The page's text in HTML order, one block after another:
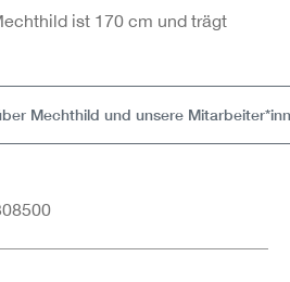
ist 170 cm und trägt
Mechthild und unsere